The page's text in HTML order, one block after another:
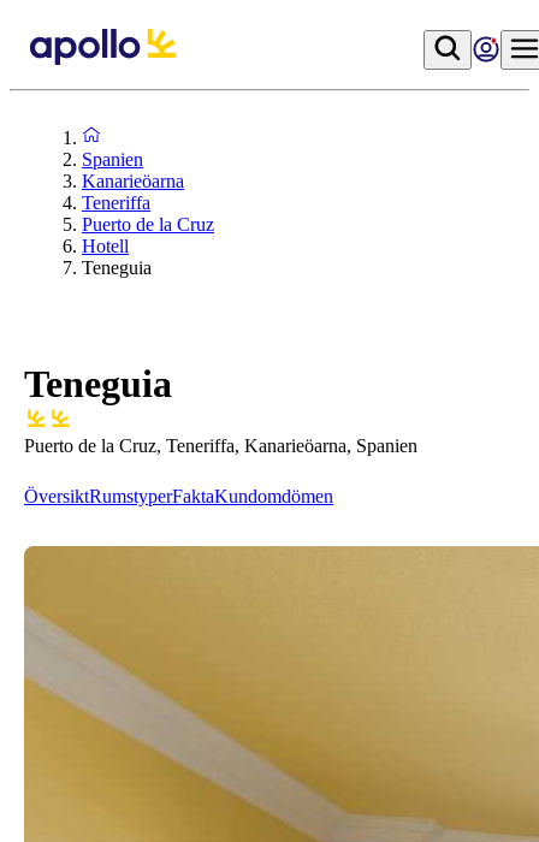
Spanien
Kanarieöarna
Teneriffa
Puerto de la Cruz
Hotell
Teneguia
Teneguia
Puerto de la Cruz, Teneriffa, Kanarieöarna, Spanien
ÖversiktRumstyperFaktaKundomdömen